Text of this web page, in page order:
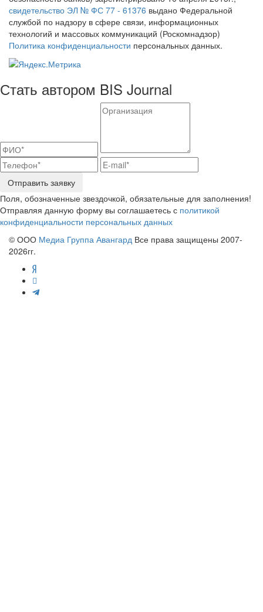
свидетельство ЭЛ № ФС 77 - 61376 выдано Федеральной
службой по надзору в сфере связи, информационных
технологий и массовых коммуникаций (Роскомнадзор)
Политика конфиденциальности персональных данных.
Стать автором BIS Journal
Отправить заявку
Поля, обозначенные звездочкой, обязательные для заполнения!
Отправляя данную форму вы соглашаетесь с политикой
конфиденциальности персональных данных
© ООО Медиа Группа Авангард Все права защищены 2007-
2026гг.